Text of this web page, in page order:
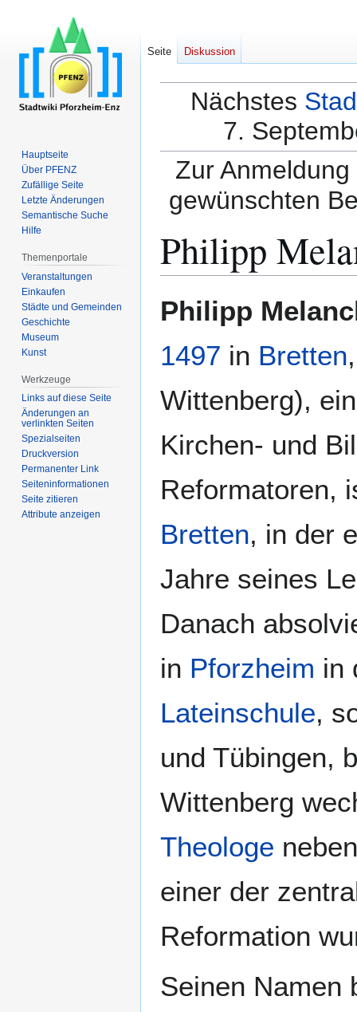
Nächstes
7.
Zur
gewünschten
Philipp
Navigation
Suche
Philipp
1497 in Bretten
Wittenberg),
Kirchen- und
Reformatoren,
Bretten, in der
Jahre seines
Danach
in Pforzheim in
Lateinschule,
und Tübingen,
Wittenberg
Theologe
einer der
Reformation
Seinen Namen
Seite Diskussion
Hauptseite
Über PFENZ
Zufällige Seite
Letzte Änderungen
Semantische Suche
Hilfe
Themenportale
Veranstaltungen
Einkaufen
Städte und Gemeinden
Geschichte
Museum
Kunst
Werkzeuge
Links auf diese Seite
Änderungen an
verlinkten Seiten
Spezialseiten
Druckversion
Permanenter Link
Seiten­­informationen
Seite zitieren
Attribute anzeigen